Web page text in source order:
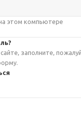
этом компьютере
заполните,